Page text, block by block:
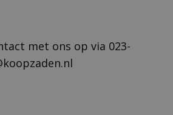
met ons op via 023-